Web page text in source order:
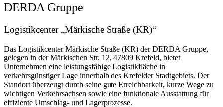
DERDA Gruppe
Logistikcenter „Märkische Straße (KR)“
Das Logistikcenter Märkische Straße (KR) der DERDA Gruppe,
gelegen in der Märkischen Str. 12, 47809 Krefeld, bietet
Unternehmen eine leistungsfähige Logistikfläche in
verkehrsgünstiger Lage innerhalb des Krefelder Stadtgebiets. Der
Standort überzeugt durch seine gute Erreichbarkeit, kurze Wege zu
wichtigen Verkehrsachsen sowie eine funktionale Ausstattung für
effiziente Umschlag- und Lagerprozesse.